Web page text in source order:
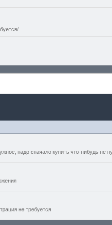
надо сначало купить что-нибудь не
не требуется